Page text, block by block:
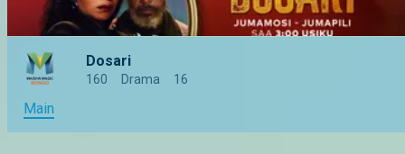
Dosari
160 Drama 16
Main